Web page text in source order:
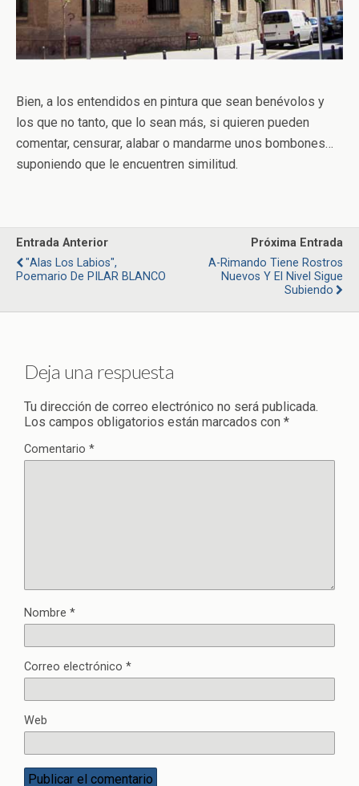
Bien, a los entendidos en pintura que sean benévolos y
los que no tanto, que lo sean más, si quieren pueden
comentar, censurar, alabar o mandarme unos bombones…
suponiendo que le encuentren similitud.
Entrada Anterior
"Alas Los Labios",
Poemario De PILAR BLANCO
Próxima Entrada
A-Rimando Tiene Rostros
Nuevos Y El Nivel Sigue
Subiendo
Deja una respuesta
Tu dirección de correo electrónico no será publicada.
Los campos obligatorios están marcados con *
Comentario *
Nombre *
Correo electrónico *
Web